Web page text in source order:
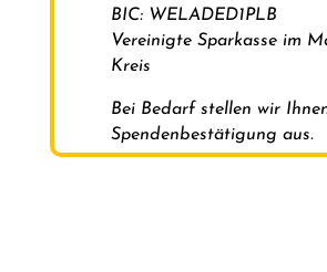
BIC: WELADED1PLB
Vereinigte Sparkasse im
Kreis
Bei Bedarf stellen wir
Spendenbestätigung aus.